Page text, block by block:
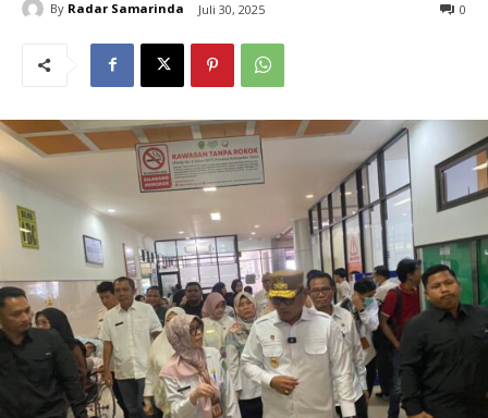
By Radar Samarinda Juli 30, 2025 0